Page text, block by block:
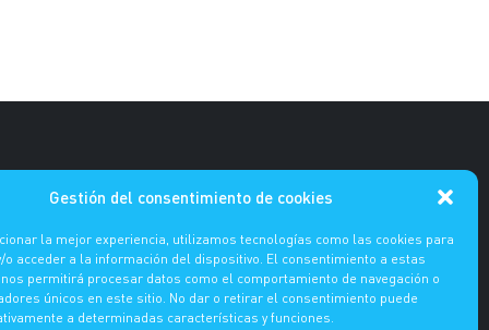
Gestión del consentimiento de cookies
la mejor experiencia, utilizamos tecnologías como las cookies para
o acceder a la información del dispositivo. El consentimiento a estas
permitirá procesar datos como el comportamiento de navegación o
únicos en este sitio. No dar o retirar el consentimiento puede
a determinadas características y funciones.
EN